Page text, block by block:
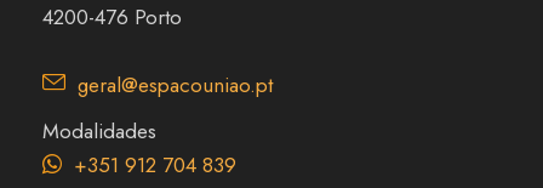
4200-476 Porto
geral@espacouniao.pt
Modalidades
+351 912 704 839